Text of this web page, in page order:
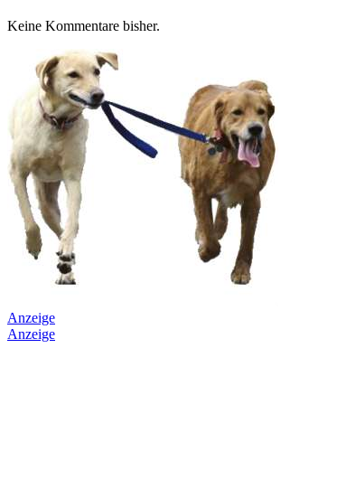
Keine Kommentare bisher.
Anzeige
Anzeige